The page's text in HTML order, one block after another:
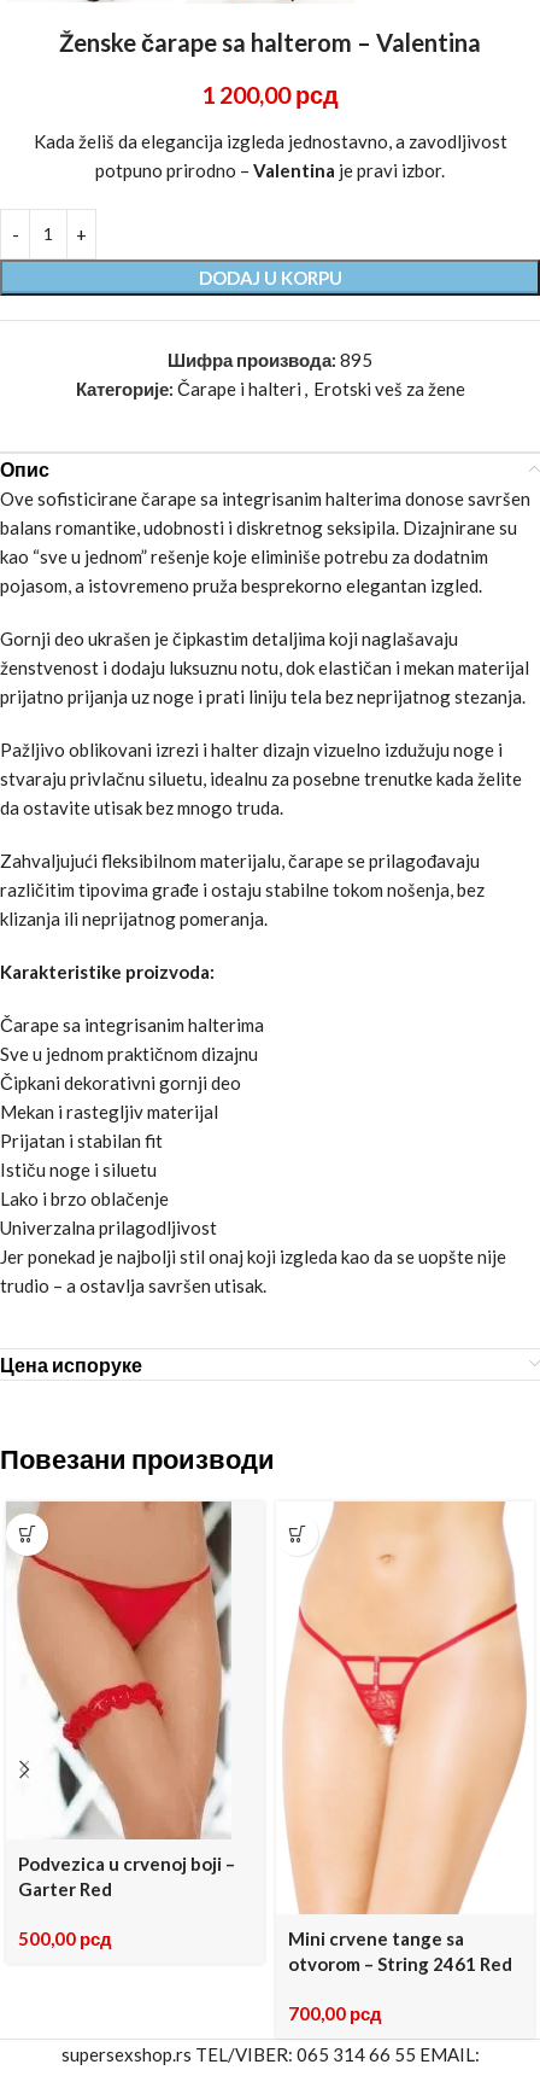
Ženske čarape sa halterom – Valentina
1 200,00рсд
Kada želiš da elegancija izgleda jednostavno, a zavodljivost
potpuno prirodno – Valentina je pravi izbor.
DODAJ U KORPU
Шифра производа: 895
Категорије: Čarape i halteri Erotski veš za žene
Опис
Ove sofisticirane čarape sa integrisanim halterima donose savršen
balans romantike, udobnosti i diskretnog seksipila. Dizajnirane su
kao “sve u jednom” rešenje koje eliminiše potrebu za dodatnim
pojasom, a istovremeno pruža besprekorno elegantan izgled.
Gornji deo ukrašen je čipkastim detaljima koji naglašavaju
ženstvenost i dodaju luksuznu notu, dok elastičan i mekan materijal
prijatno prijanja uz noge i prati liniju tela bez neprijatnog stezanja.
Pažljivo oblikovani izrezi i halter dizajn vizuelno izdužuju noge i
stvaraju privlačnu siluetu, idealnu za posebne trenutke kada želite
da ostavite utisak bez mnogo truda.
Zahvaljujući fleksibilnom materijalu, čarape se prilagođavaju
različitim tipovima građe i ostaju stabilne tokom nošenja, bez
klizanja ili neprijatnog pomeranja.
Karakteristike proizvoda:
Čarape sa integrisanim halterima
Sve u jednom praktičnom dizajnu
Čipkani dekorativni gornji deo
Mekan i rastegljiv materijal
Prijatan i stabilan fit
Ističu noge i siluetu
Lako i brzo oblačenje
Univerzalna prilagodljivost
Jer ponekad je najbolji stil onaj koji izgleda kao da se uopšte nije
trudio – a ostavlja savršen utisak.
Цена испоруке
Повезани производи
Podvezica u crvenoj boji –
Garter Red
500,00 рсд
Mini crvene tange sa
otvorom – String 2461 Red
700,00 рсд
supersexshop.rs TEL/VIBER: 065 314 66 55 EMAIL: